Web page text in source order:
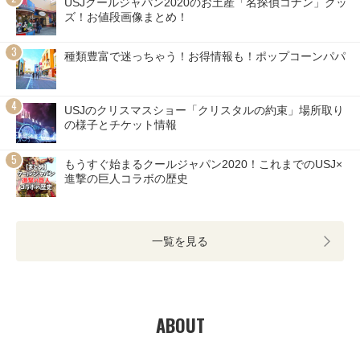
ズ！お値段画像まとめ！
種類豊富で迷っちゃう！お得情報も！ポップコーンパパ
USJのクリスマスショー「クリスタルの約束」場所取り
の様子とチケット情報
もうすぐ始まるクールジャパン2020！これまでのUSJ×
進撃の巨人コラボの歴史
一覧を見る
ABOUT